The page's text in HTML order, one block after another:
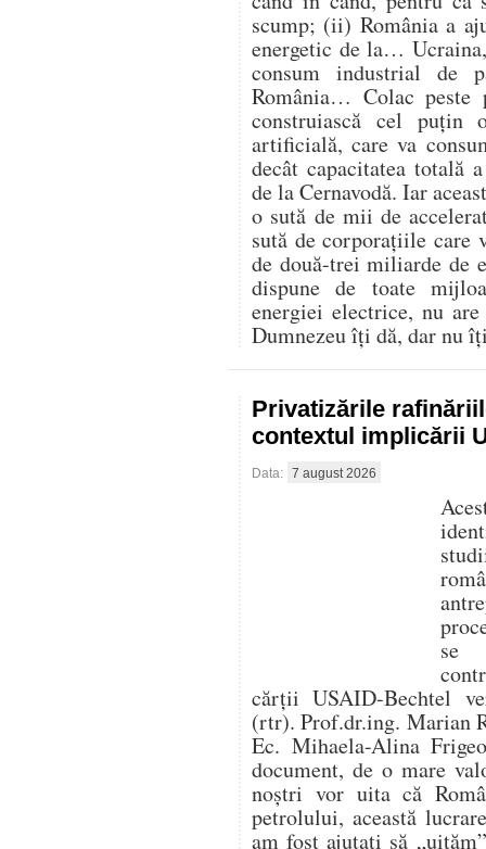
scump; (ii) România a
energetic de la…
consum industrial de
România… Colac peste
construiască cel
artificială, care va
decât capacitatea totală
de la Cernavodă. Iar
o sută de mii de
sută de corporațiile
de două-trei miliarde de
dispune de toate
energiei electrice, nu
Dumnezeu îți dă, dar nu
Privatizările
contextul implicării
Data: 7 august 2026
se
cărții USAID-Bechtel
(rtr). Prof.dr.ing. Marian
Ec. Mihaela-Alina
document, de o mare
noștri vor uita că
petrolului, această
am fost ajutați să